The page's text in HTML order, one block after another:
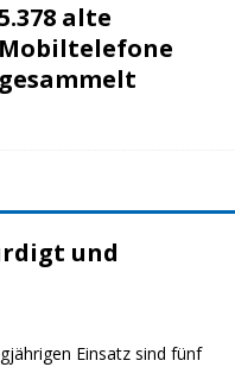
alte
Mobiltelefone
gesammelt
und
Einsatz sind fünf